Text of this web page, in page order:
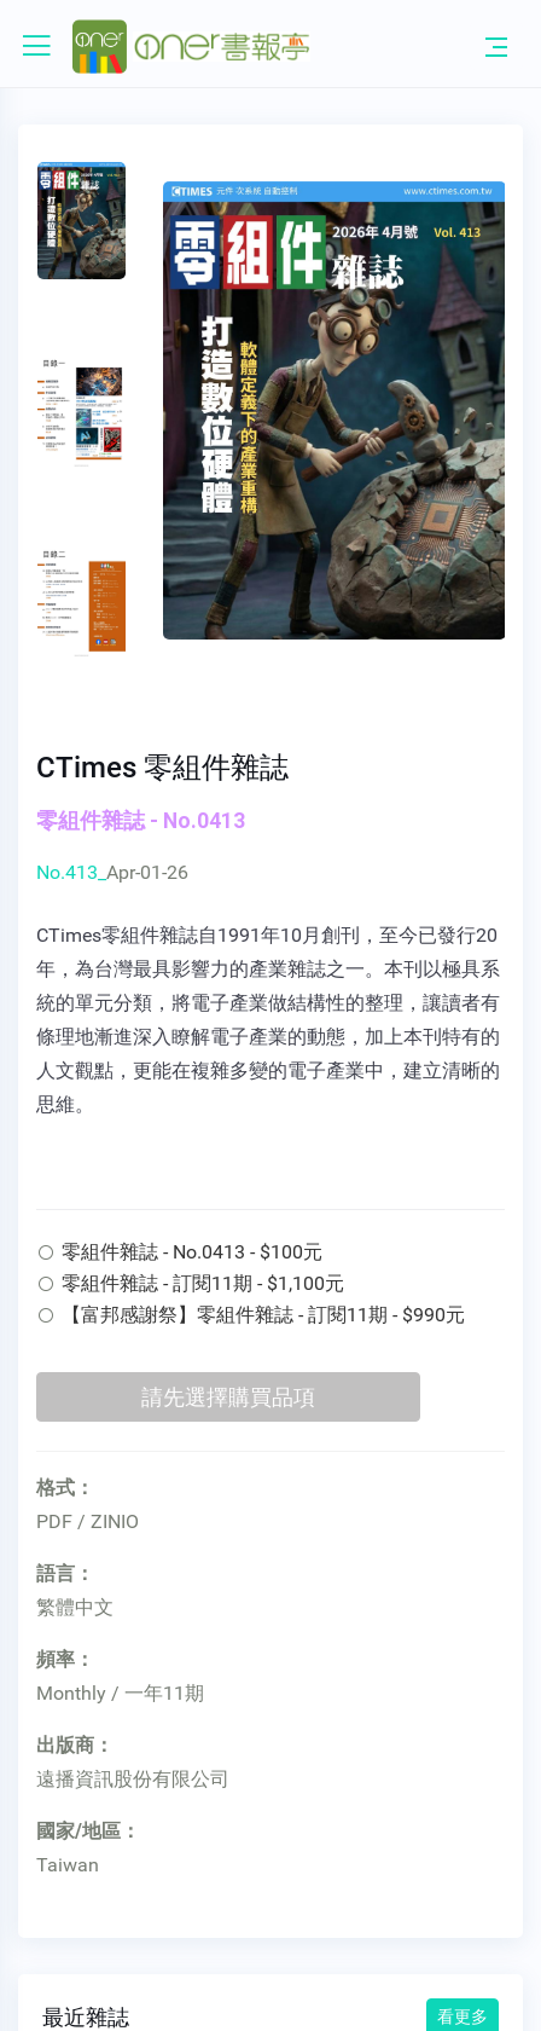
CTimes 零組件雜誌
零組件雜誌 - No.0413
No.413_ Apr-01-26
CTimes零組件雜誌自1991年10月創刊，至今已發行20
年，為台灣最具影響力的產業雜誌之一。本刊以極具系
統的單元分類，將電子產業做結構性的整理，讓讀者有
條理地漸進深入瞭解電子產業的動態，加上本刊特有的
人文觀點，更能在複雜多變的電子產業中，建立清晰的
思維。
零組件雜誌 - No.0413 - $100元
零組件雜誌 - 訂閱11期 - $1,100元
【富邦感謝祭】零組件雜誌 - 訂閱11期 - $990元
格式：
PDF / ZINIO
語言：
繁體中文
頻率：
Monthly / 一年11期
出版商：
遠播資訊股份有限公司
國家/地區：
Taiwan
最近雜誌 看更多